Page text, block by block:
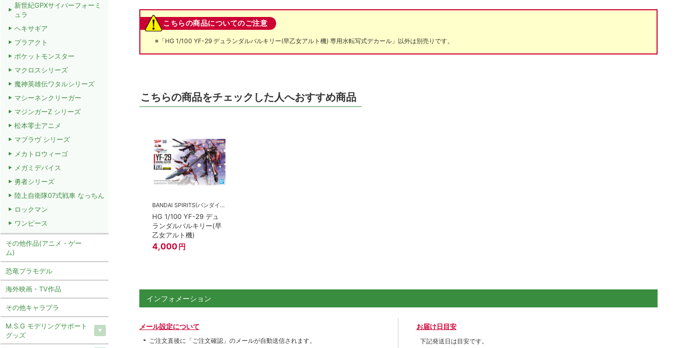
こちらの商品についてのご注意
※「HG 1/100 YF-29 デュランダルバルキリー(早乙女アルト機) 専用水転写式デカール」以外は別売りです。
こちらの商品をチェックした人へおすすめ商品
BANDAI SPIRITS(バンダイスピリッツ)
HG 1/100 YF-29 デュ
ランダルバルキリー(早
乙女アルト機)
4,000 円
インフォメーション
メール設定について
ご注文直後に「ご注文確認」のメールが自動送信されます。
お届け日目安
下記発送日は目安です。
新世紀GPXサイバーフォーミ
ュラ
ヘキサギア
プラアクト
ポケットモンスター
マクロスシリーズ
魔神英雄伝ワタルシリーズ
マシーネンクリーガー
マジンガーZ シリーズ
松本零士アニメ
マブラヴ シリーズ
メカトロウィーゴ
メガミデバイス
勇者シリーズ
陸上自衛隊07式戦車 なっちん
ロックマン
ワンピース
その他作品(アニメ・ゲー
ム)
恐竜プラモデル
海外映画・TV作品
その他キャラプラ
M.S.G モデリングサポート
グッズ